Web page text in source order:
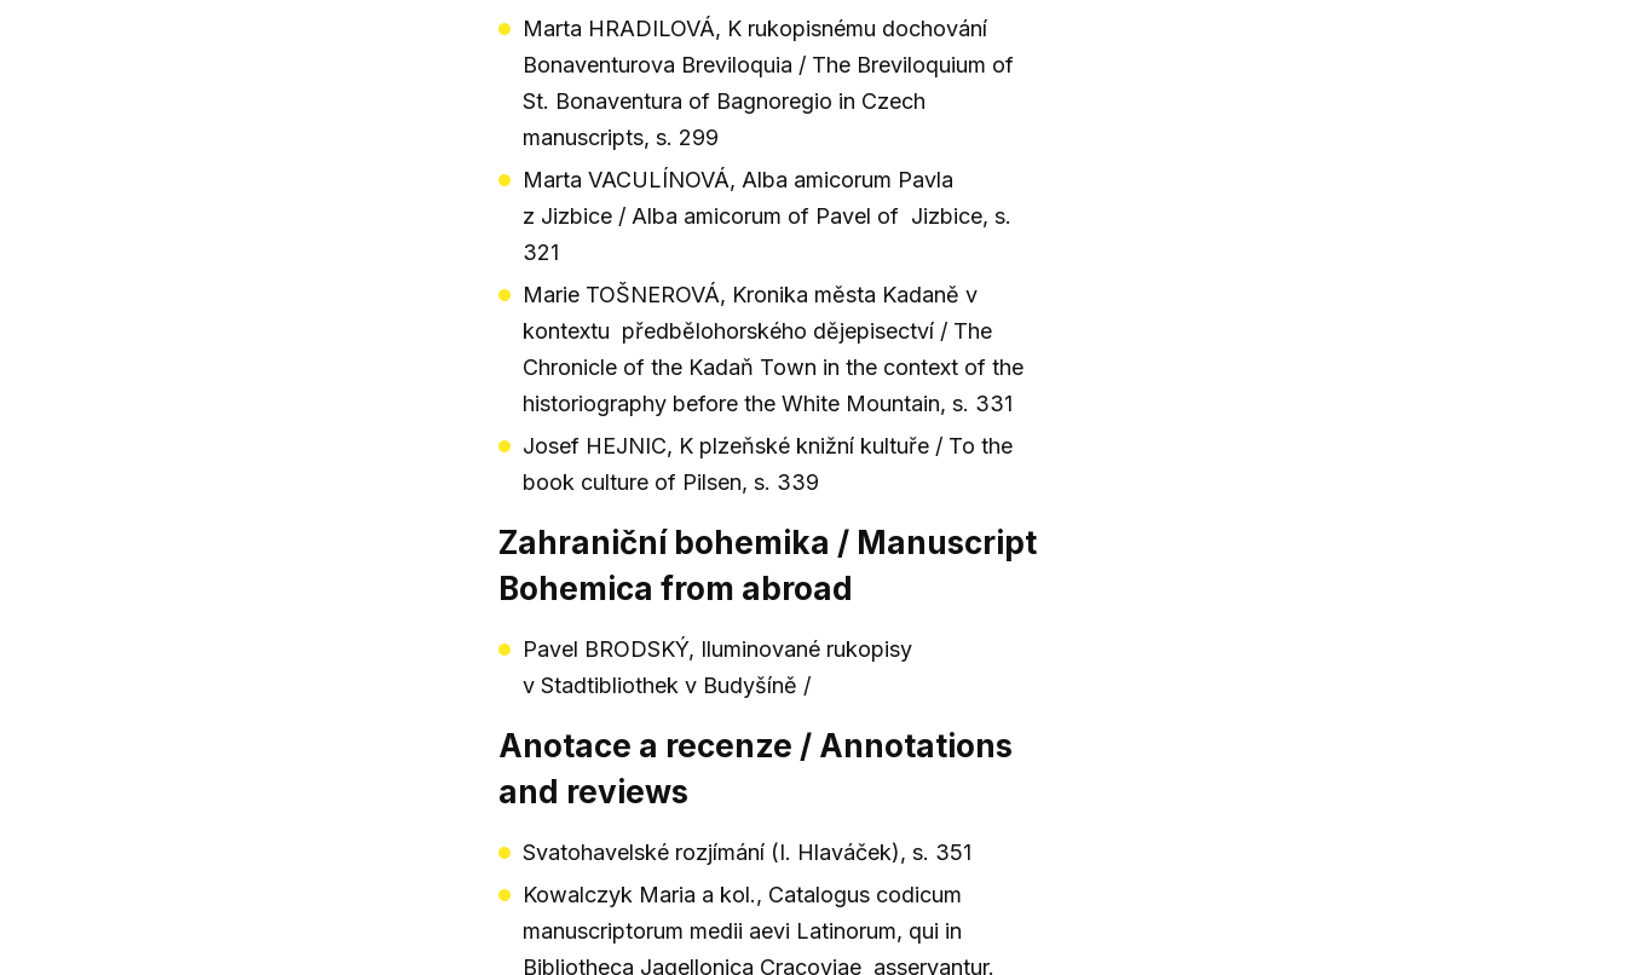
Marta HRADILOVÁ, K rukopisnému dochování
Bonaventurova Breviloquia / The Breviloquium of
St. Bonaventura of Bagnoregio in Czech
manuscripts, s. 299
Marta VACULÍNOVÁ, Alba amicorum Pavla
z Jizbice / Alba amicorum of Pavel of Jizbice, s.
321
Marie TOŠNEROVÁ, Kronika města Kadaně v
kontextu předbělohorského dějepisectví / The
Chronicle of the Kadaň Town in the context of the
historiography before the White Mountain, s. 331
Josef HEJNIC, K plzeňské knižní kultuře / To the
book culture of Pilsen, s. 339
Zahraniční bohemika / Manuscript
Bohemica from abroad
Pavel BRODSKÝ, Iluminované rukopisy
v Stadtibliothek v Budyšíně /
Anotace a recenze / Annotations
and reviews
Svatohavelské rozjímání (I. Hlaváček), s. 351
Kowalczyk Maria a kol., Catalogus codicum
manuscriptorum medii aevi Latinorum, qui in
Bibliotheca Jagellonica Cracoviae asservantur.